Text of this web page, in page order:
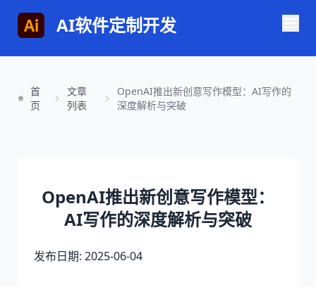
AI软件定制开发
首
页
文章
列表
OpenAI推出新创意写作模型：AI写作的
深度解析与突破
OpenAI推出新创意写作模型：
AI写作的深度解析与突破
发布日期: 2025-06-04